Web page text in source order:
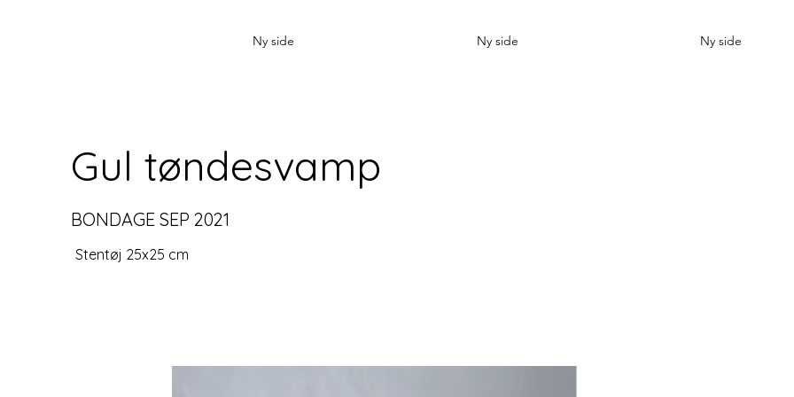
Ny side Ny side Ny side
Gul tøndesvamp
BONDAGE SEP 2021
Stentøj 25x25 cm